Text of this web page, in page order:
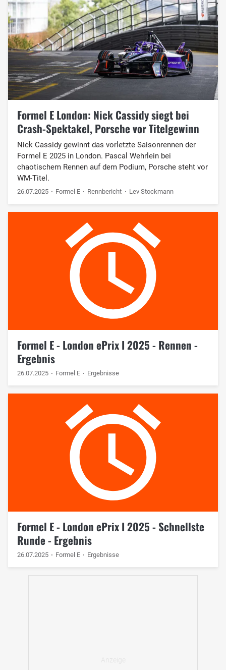
Formel E London: Nick Cassidy siegt bei
Crash-Spektakel, Porsche vor Titelgewinn
Nick Cassidy gewinnt das vorletzte Saisonrennen der
Formel E 2025 in London. Pascal Wehrlein bei
chaotischem Rennen auf dem Podium, Porsche steht vor
WM-Titel.
26.07.2025 Formel E Rennbericht Lev Stockmann
Formel E - London ePrix I 2025 - Rennen -
Ergebnis
26.07.2025 Formel E Ergebnisse
Formel E - London ePrix I 2025 - Schnellste
Runde - Ergebnis
26.07.2025 Formel E Ergebnisse